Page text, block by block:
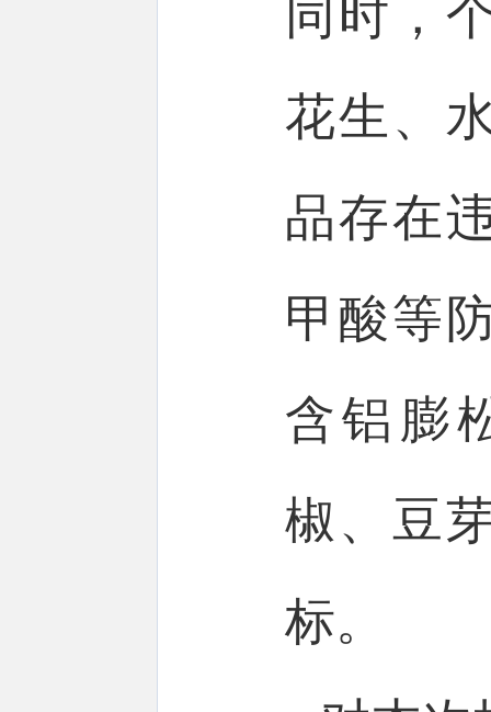
同时，
花生、
品存在
甲酸等
含铝膨
椒、豆
标。